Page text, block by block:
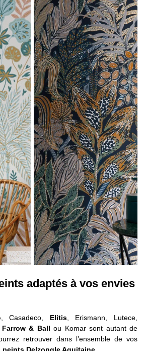
adaptés à vos envies
, Casadeco, Elitis, Erismann, Lutece,
Farrow & Ball ou Komar sont autant de
retrouver dans l’ensemble de vos